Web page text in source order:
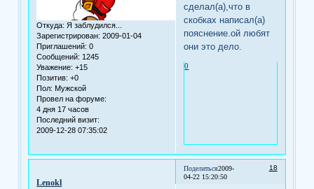
Откуда: Я заблудился...
Зарегистрирован: 2009-01-04
Приглашений: 0
Сообщений: 1245
Уважение: +15
Позитив: +0
Пол: Мужской
Провел на форуме:
4 дня 17 часов
Последний визит:
2009-12-28 07:35:02
сделал(а),что в
скобках написал(а)
пояснение.ой любят
они это дело.
0
Поделиться 18
2009-
04-22 15:20:50
Lenokl